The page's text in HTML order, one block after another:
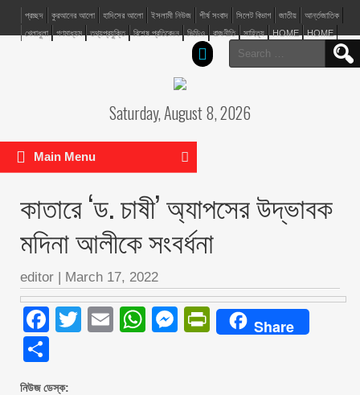
প্রচ্ছদ কুরআনের আলো হাদিসের আলো ইসলামী নিউজ শীর্ষ সংবাদ সিলেট বিভাগ জাতীয়
আর্ন্তজাতিক
খেলাধুলা
গণমাধ্যম তথ্যপ্রযুক্তি বিশেষ প্রতিবেদন ভিডিও রাজনীতি সাহিত্য HOME HOME
Search
for:
Saturday, August 8, 2026
Main Menu
কাতারে ‘ড. চাষী’ অ্যাপসের উদ্ভাবক
মদিনা আলীকে সংবর্ধনা
editor | March 17, 2022
Facebook
Twitter
EmailWhatsApp
Messenger
PrintFriendly
Share
নিউজ ডেস্ক: